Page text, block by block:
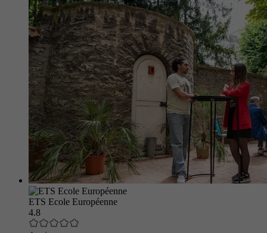
ETS Ecole Européenne
4.8